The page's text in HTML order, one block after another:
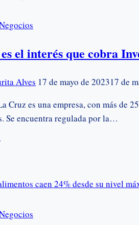
el interés que cobra
Alves 17 de mayo de 202317 de
Cruz es una empresa, con más de
Se encuentra regulada por la…